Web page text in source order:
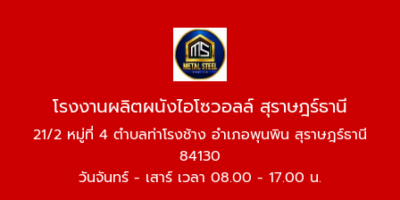
โรงงานผลิตผนังไอโซวอลล์ สุราษฎร์ธานี
21/2 หมู่ที่ 4 ตำบลท่าโรงช้าง อำเภอพุนพิน สุราษฎร์ธานี
84130
วันจันทร์ - เสาร์ เวลา 08.00 - 17.00 น.